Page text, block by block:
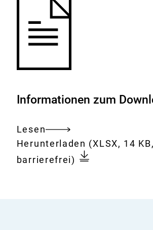
Informationen zum
Lesen
Gesamtes
Dokument
Download:
Herunterladen Formblatt
Stoffübersicht
(XLSX, 14
barrierefrei)